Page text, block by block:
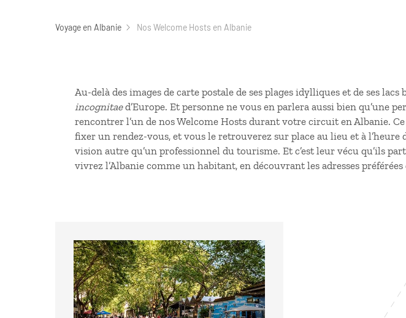
Voyage en Albanie Nos Welcome Hosts en Albanie
Au-delà des images de carte postale de ses plages idylliques et de ses
incognitaed’Europe. Et personne ne vous en parlera aussi bien qu’une
rencontrer l’un de nos Welcome Hosts durant votre circuit en Albanie.
fixer un rendez-vous, et vous le retrouverez sur place au lieu et à
vision autre qu’un professionnel du tourisme. Et c’est leur vécu qu’ils
vivrez l’Albanie comme un habitant, en découvrant les adresses